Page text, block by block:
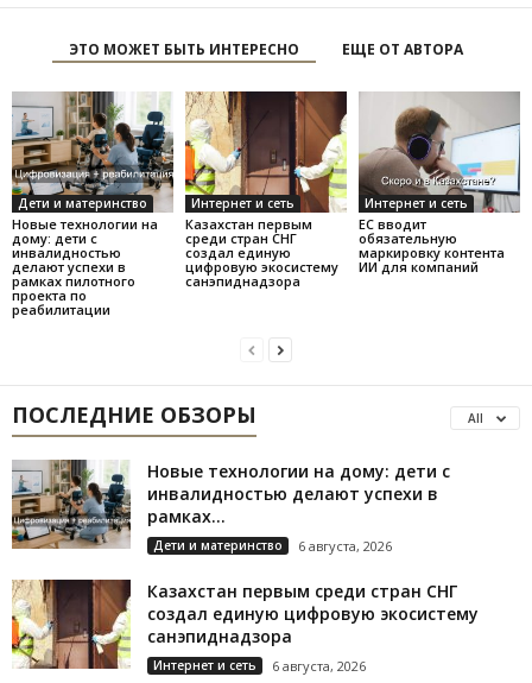
ЭТО МОЖЕТ БЫТЬ ИНТЕРЕСНО ЕЩЕ ОТ АВТОРА
Дети и материнство
Новые технологии на
дому: дети с
инвалидностью
делают успехи в
рамках пилотного
проекта по
реабилитации
Интернет и сеть
Казахстан первым
среди стран СНГ
создал единую
цифровую экосистему
санэпиднадзора
Интернет и сеть
ЕС вводит
обязательную
маркировку контента
ИИ для компаний
ПОСЛЕДНИЕ ОБЗОРЫ All
Новые технологии на дому: дети с
инвалидностью делают успехи в
рамках...
Дети и материнство 6 августа, 2026
Казахстан первым среди стран СНГ
создал единую цифровую экосистему
санэпиднадзора
Интернет и сеть 6 августа, 2026